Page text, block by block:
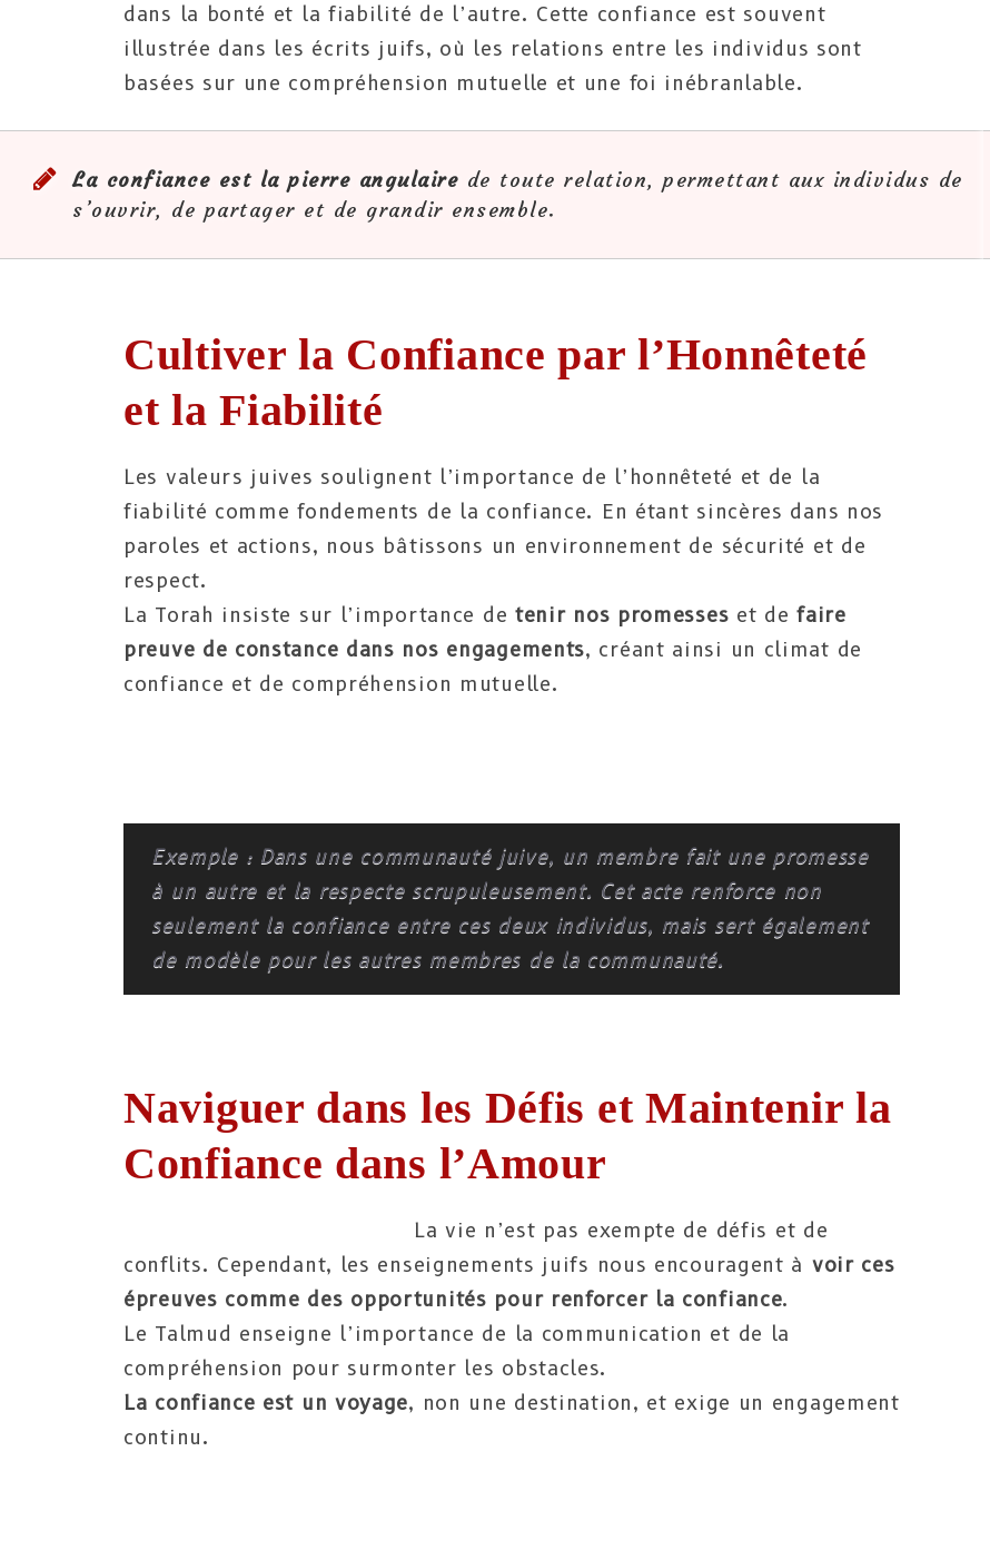
dans la bonté et la fiabilité de l’autre. Cette confiance est souvent
illustrée dans les écrits juifs, où les relations entre les individus sont
basées sur une compréhension mutuelle et une foi inébranlable.
La confiance est la pierre angulaire de toute relation, permettant aux individus de
s’ouvrir, de partager et de grandir ensemble.
Cultiver la Confiance par l’Honnêteté
et la Fiabilité
Les valeurs juives soulignent l’importance de l’honnêteté et de la
fiabilité comme fondements de la confiance. En étant sincères dans nos
paroles et actions, nous bâtissons un environnement de sécurité et de
respect.
La Torah insiste sur l’importance de tenir nos promesses et defaire
preuve de constance dans nos engagements, créant ainsi un climat de
confiance et de compréhension mutuelle.
Exemple : Dans une communauté juive, un membre fait une promesse
à un autre et la respecte scrupuleusement. Cet acte renforce non
seulement la confiance entre ces deux individus, mais sert également
de modèle pour les autres membres de la communauté.
Naviguer dans les Défis et Maintenir la
Confiance dans l’Amour
La vie n’est pas exempte de défis et de
conflits. Cependant, les enseignements juifs nous encouragent à voir ces
épreuves comme des opportunités pour renforcer la confiance.
Le Talmud enseigne l’importance de la communication et de la
compréhension pour surmonter les obstacles.
La confiance est un voyage, non une destination, et exige un engagement
continu.